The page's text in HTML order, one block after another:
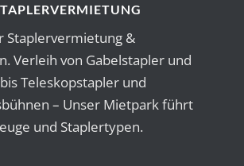
Staplervermietung &
Verleih von Gabelstapler und
Teleskopstapler und
– Unser Mietpark führt
und Staplertypen.